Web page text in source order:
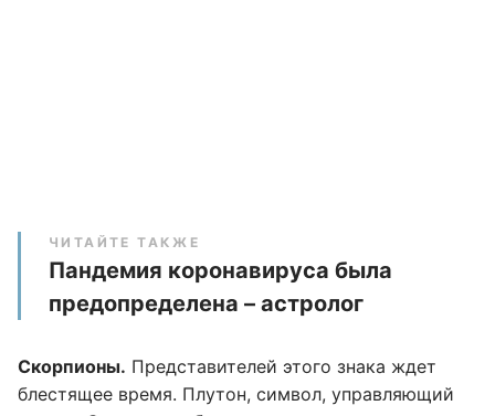
ЧИТАЙТЕ ТАКЖЕ
Пандемия коронавируса была
предопределена – астролог
Скорпионы. Представителей этого знака ждет
блестящее время. Плутон, символ, управляющий